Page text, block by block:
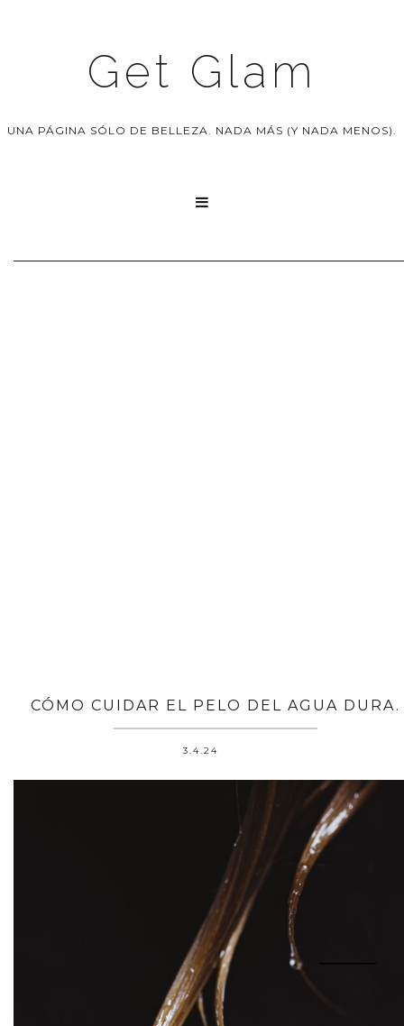
Get Glam
UNA PÁGINA SÓLO DE BELLEZA. NADA MÁS (Y NADA MENOS).

CÓMO CUIDAR EL PELO DEL AGUA DURA.
3.4.24